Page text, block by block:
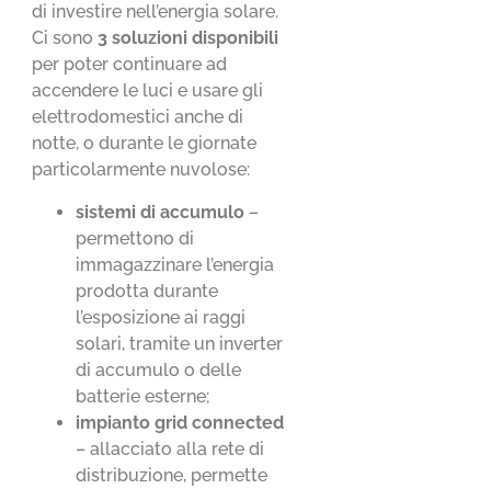
di investire nell’energia solare.
Ci sono 3 soluzioni disponibili
per poter continuare ad
accendere le luci e usare gli
elettrodomestici anche di
notte, o durante le giornate
particolarmente nuvolose:
sistemi di accumulo –
permettono di
immagazzinare l’energia
prodotta durante
l’esposizione ai raggi
solari, tramite un inverter
di accumulo o delle
batterie esterne;
impianto grid connected
– allacciato alla rete di
distribuzione, permette